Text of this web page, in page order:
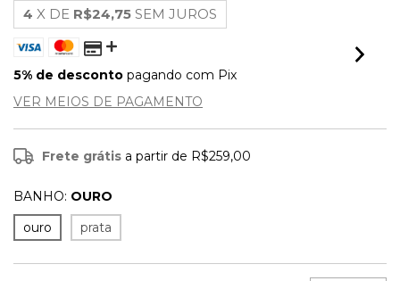
4 X DE R$24,75 SEM JUROS
5% de desconto pagando com Pix
VER MEIOS DE PAGAMENTO
Frete grátis a partir de R$259,00
BANHO: OURO
ouro
prata